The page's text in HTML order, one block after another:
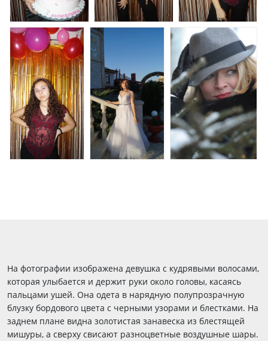
На фотографии изображена девушка с кудрявыми волосами,
которая улыбается и держит руки около головы, касаясь
пальцами ушей. Она одета в нарядную полупрозрачную
блузку бордового цвета с черными узорами и блестками. На
заднем плане видна золотистая занавеска из блестящей
мишуры, а сверху свисают разноцветные воздушные шары.